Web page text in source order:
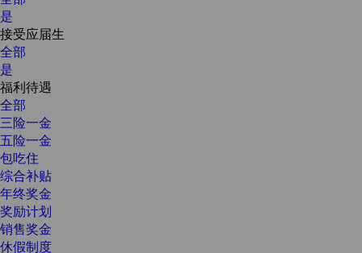
是
接受应届生
全部
是
福利待遇
全部
三险一金
五险一金
包吃住
综合补贴
年终奖金
奖励计划
销售奖金
休假制度